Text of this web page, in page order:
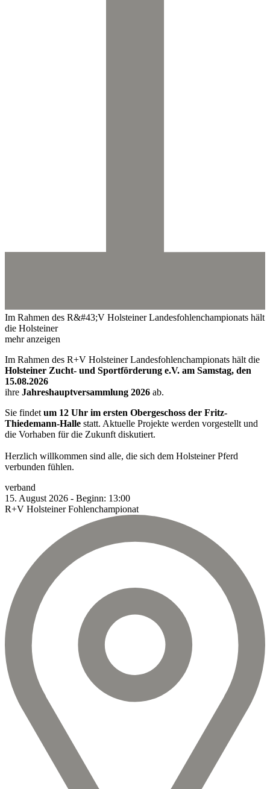
Im Rahmen des R&#43;V Holsteiner Landesfohlenchampionats hält
die Holsteiner
mehr anzeigen
Im Rahmen des R+V Holsteiner Landesfohlenchampionats hält die
Holsteiner Zucht- und Sportförderung e.V. am Samstag, den
15.08.2026
ihre Jahreshauptversammlung 2026 ab.
Sie findet um 12 Uhr im ersten Obergeschoss der Fritz-
Thiedemann-Halle statt. Aktuelle Projekte werden vorgestellt und
die Vorhaben für die Zukunft diskutiert.
Herzlich willkommen sind alle, die sich dem Holsteiner Pferd
verbunden fühlen.
verband
15. August 2026 - Beginn: 13:00
R+V Holsteiner Fohlenchampionat